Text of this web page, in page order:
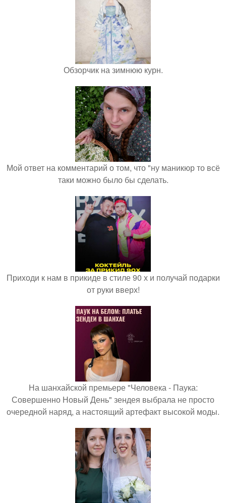
Обзорчик на зимнюю курн.
Мой ответ на комментарий о том, что "ну маникюр то всё
таки можно было бы сделать.
Приходи к нам в прикиде в стиле 90 х и получай подарки
от руки вверх!
На шанхайской премьере "Человека - Паука:
Совершенно Новый День" зендея выбрала не просто
очередной наряд, а настоящий артефакт высокой моды.